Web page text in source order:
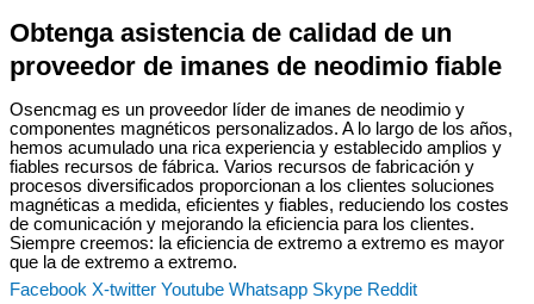
Obtenga asistencia de calidad de un
proveedor de imanes de neodimio fiable
Osencmag es un proveedor líder de imanes de neodimio y
componentes magnéticos personalizados. A lo largo de los años,
hemos acumulado una rica experiencia y establecido amplios y
fiables recursos de fábrica. Varios recursos de fabricación y
procesos diversificados proporcionan a los clientes soluciones
magnéticas a medida, eficientes y fiables, reduciendo los costes
de comunicación y mejorando la eficiencia para los clientes.
Siempre creemos: la eficiencia de extremo a extremo es mayor
que la de extremo a extremo.
Facebook X-twitter Youtube Whatsapp Skype Reddit